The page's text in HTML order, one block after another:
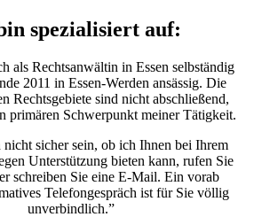
spezialisiert auf:
als Rechtsanwältin in Essen selbständig
2011 in Essen-Werden ansässig. Die
Rechtsgebiete sind nicht abschließend,
primären Schwerpunkt meiner Tätigkeit.
nicht sicher sein, ob ich Ihnen bei Ihrem
Unterstützung bieten kann, rufen Sie
schreiben Sie eine E-Mail. Ein vorab
Telefongespräch ist für Sie völlig
unverbindlich.”